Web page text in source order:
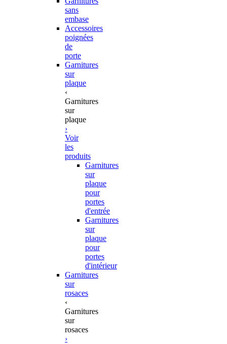
sans
embase
Accessoires
poignées
de
porte
Garnitures
sur
plaque
‹
Garnitures
sur
plaque
›
Voir
les
produits
Garnitures
sur
plaque
pour
portes
d'entrée
Garnitures
sur
plaque
pour
portes
d'intérieur
Garnitures
sur
rosaces
‹
Garnitures
sur
rosaces
›